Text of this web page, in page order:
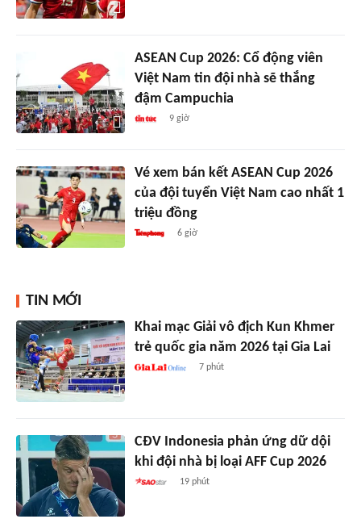
ASEAN Cup 2026: Cổ động viên
Việt Nam tin đội nhà sẽ thắng
đậm Campuchia
9 giờ
Vé xem bán kết ASEAN Cup 2026
của đội tuyển Việt Nam cao nhất 1
triệu đồng
6 giờ
TIN MỚI
Khai mạc Giải vô địch Kun Khmer
trẻ quốc gia năm 2026 tại Gia Lai
7 phút
CĐV Indonesia phản ứng dữ dội
khi đội nhà bị loại AFF Cup 2026
19 phút